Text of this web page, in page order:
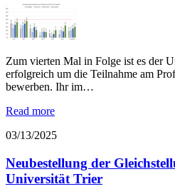
Zum vierten Mal in Folge ist es der
erfolgreich um die Teilnahme am
bewerben. Ihr im…
Read more
03/13/2025
Neubestellung der
Universität Trier